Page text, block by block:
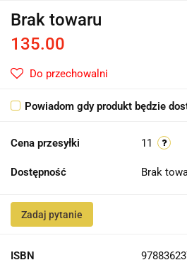
Brak towaru
135.00
Do przechowalni
Powiadom gdy produkt będzie
Cena przesyłki 11
Dostępność Brak
Zadaj pytanie
ISBN